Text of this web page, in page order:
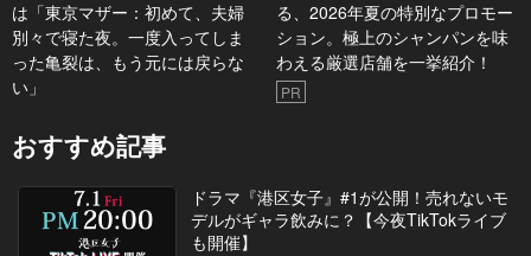
は「東京マザー：初めて、夫婦
別々で寝た夜。一度入ってしま
った亀裂は、もう元には戻らな
い」
る、2026年夏の特別なプロモー
ション。極上のシャンパンを味
わえる厳選店舗を一挙紹介！
PR
おすすめ記事
ドラマ『港区女子』#1が公開！売れないモ
デルがギャラ飲みに？【今夜TikTokライブ
も開催】